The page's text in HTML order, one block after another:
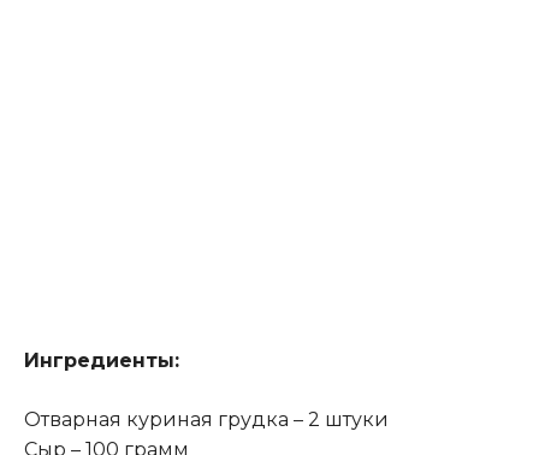
Ингредиенты:
Отварная куриная грудка – 2 штуки
Сыр – 100 грамм